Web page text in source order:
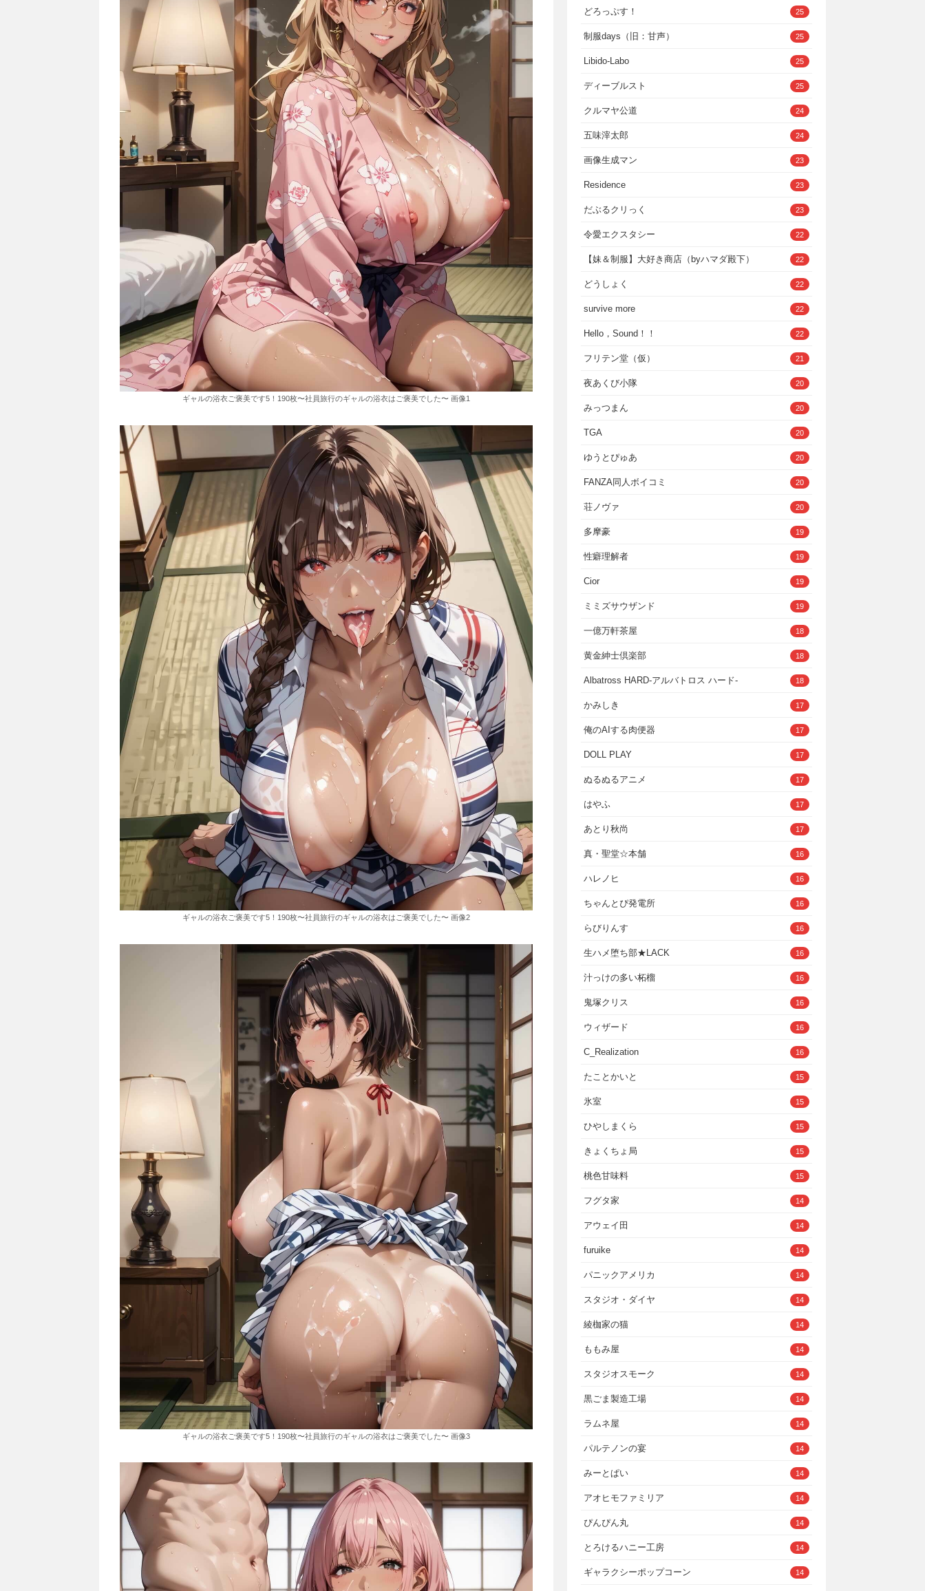
ギャルの浴衣ご褒美です5！190枚〜社員旅行のギャルの浴衣はご褒美でした〜 画像1
ギャルの浴衣ご褒美です5！190枚〜社員旅行のギャルの浴衣はご褒美でした〜 画像2
ギャルの浴衣ご褒美です5！190枚〜社員旅行のギャルの浴衣はご褒美でした〜 画像3
どろっぷす！ 25
制服days（旧：甘声） 25
Libido-Labo 25
ディーブルスト 25
クルマヤ公道 24
五味滓太郎 24
画像生成マン 23
Residence 23
だぶるクリっく 23
令愛エクスタシー 22
【妹＆制服】大好き商店（byハマダ殿下） 22
どうしょく 22
survive more 22
Hello，Sound！！ 22
フリテン堂（仮） 21
夜あくび小隊 20
みっつまん 20
TGA 20
ゆうとぴゅあ 20
FANZA同人ボイコミ 20
荘ノヴァ 20
多摩豪 19
性癖理解者 19
Cior 19
ミミズサウザンド 19
一億万軒茶屋 18
黄金紳士倶楽部 18
Albatross HARD‐アルバトロス ハード‐ 18
かみしき 17
俺のAIする肉便器 17
DOLL PLAY 17
ぬるぬるアニメ 17
はやふ 17
あとり秋尚 17
真・聖堂☆本舗 16
ハレノヒ 16
ちゃんとぴ発電所 16
らびりんす 16
生ハメ堕ち部★LACK 16
汁っけの多い柘榴 16
鬼塚クリス 16
ウィザード 16
C_Realization 16
たことかいと 15
氷室 15
ひやしまくら 15
きょくちょ局 15
桃色甘味料 15
フグタ家 14
アウェイ田 14
furuike 14
パニックアメリカ 14
スタジオ・ダイヤ 14
綾枷家の猫 14
ももみ屋 14
スタジオスモーク 14
黒ごま製造工場 14
ラムネ屋 14
パルテノンの宴 14
みーとぱい 14
アオヒモファミリア 14
ぴんぴん丸 14
とろけるハニー工房 14
ギャラクシーポップコーン 14